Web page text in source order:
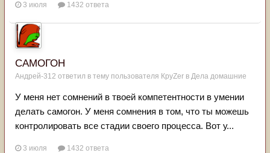
3 июля 1432 ответа
САМОГОН
Андрей-312 ответил в тему пользователя КруZer в Дела домашние
У меня нет сомнений в твоей компетентности в умении
делать самогон. У меня сомнения в том, что ты можешь
контролировать все стадии своего процесса. Вот у...
3 июля 1432 ответа